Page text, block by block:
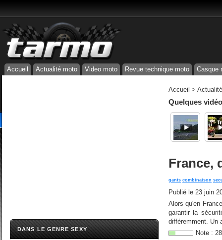
Accueil Actualité moto Video moto Revue technique moto Casque
DANS LE GENRE SEXY
Accueil >
Quelques
France,
gants combinaison
Publié le 23 juin
Alors qu'en
garantir la
différemment. Un
Note : 28